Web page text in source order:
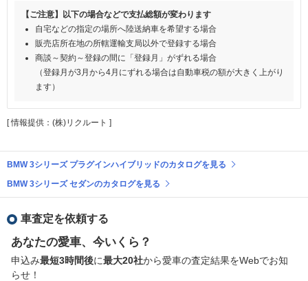
【ご注意】以下の場合などで支払総額が変わります
自宅などの指定の場所へ陸送納車を希望する場合
販売店所在地の所轄運輸支局以外で登録する場合
商談～契約～登録の間に「登録月」がずれる場合
（登録月が3月から4月にずれる場合は自動車税の額が大きく上がり
ます）
[ 情報提供：(株)リクルート ]
BMW 3シリーズ プラグインハイブリッドのカタログを見る
BMW 3シリーズ セダンのカタログを見る
車査定を依頼する
あなたの愛車、今いくら？
申込み最短3時間後に最大20社から愛車の査定結果をWebでお知
らせ！